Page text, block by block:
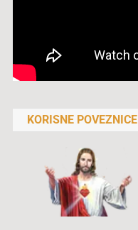
KORISNE POVEZNICE